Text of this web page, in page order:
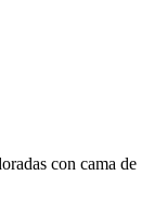
con cama de